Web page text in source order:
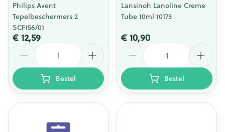
Philips Avent
Tepelbeschermers 2
SCF156/01
€ 12,59
Bestel
Lansinoh Lanoline Creme
Tube 10ml 10173
€ 10,90
Bestel